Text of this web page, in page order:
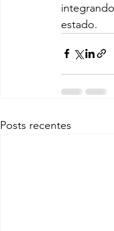
estado.
Posts recentes